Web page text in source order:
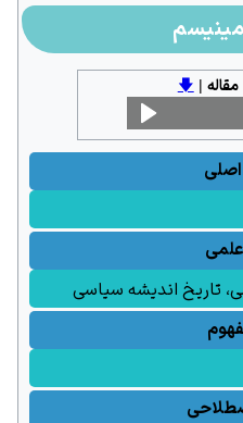
|
🡇
، تاریخ اندیشه سیاسی